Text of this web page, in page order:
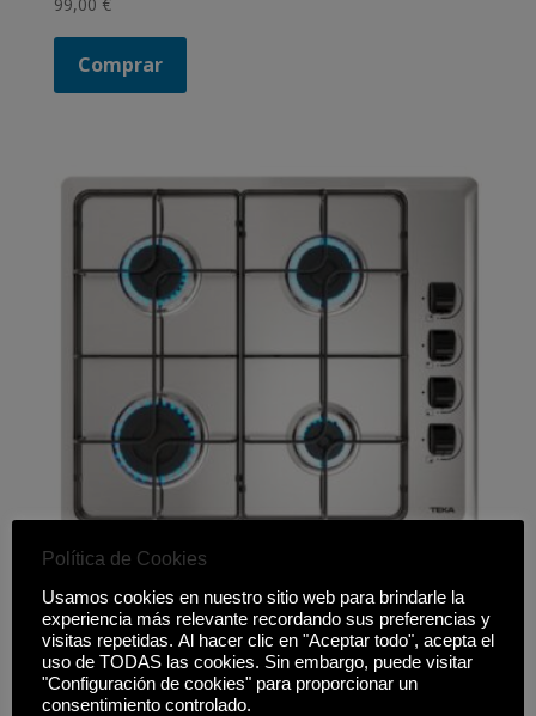
Comprar
PLACA TEKA HLX 640 KL
129,00€
Comprar
Política de Cookies
Usamos cookies en nuestro sitio web para brindarle la
experiencia más relevante recordando sus preferencias y
visitas repetidas. Al hacer clic en "Aceptar todo", acepta el
uso de TODAS las cookies. Sin embargo, puede visitar
"Configuración de cookies" para proporcionar un
consentimiento controlado.